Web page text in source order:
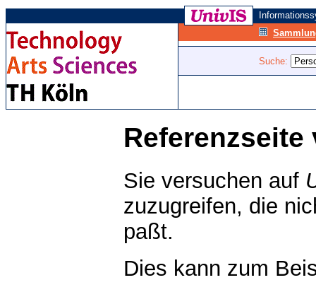
Suche:
Referenzseite
Sie versuchen auf
zuzugreifen, die
paßt.
Dies kann zum